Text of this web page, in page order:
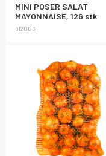
MINI POSER SALAT
MAYONNAISE, 126 stk
612003